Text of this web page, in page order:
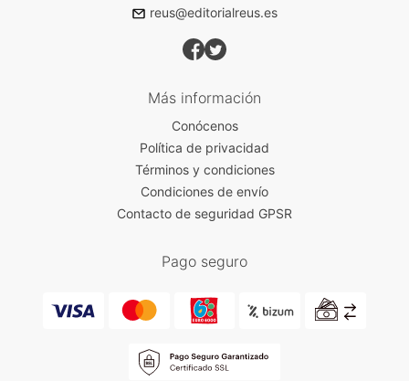
reus@editorialreus.es
Más información
Conócenos
Política de privacidad
Términos y condiciones
Condiciones de envío
Contacto de seguridad GPSR
Pago seguro